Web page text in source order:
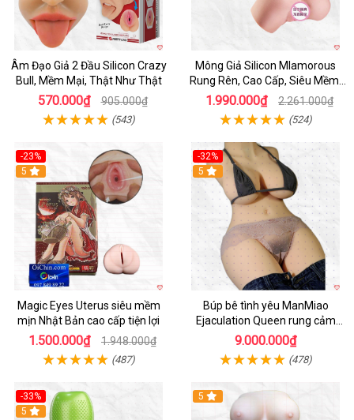
Âm Đạo Giả 2 Đầu Silicon Crazy
Bull, Mềm Mại, Thật Như Thật
570.000₫ 905.000₫
(543)
Mông Giả Silicon Mlamorous
Rung Rên, Cao Cấp, Siêu Mềm,
Hót
1.990.000₫ 2.261.000₫
(524)
-23%
Hot
5
Magic Eyes Uterus siêu mềm
mịn Nhật Bản cao cấp tiện lợi
1.500.000₫ 1.948.000₫
(487)
-32%
5
Búp bê tình yêu ManMiao
Ejaculation Queen rung cảm
biến sưởi ấm phun nước thông
9.000.000₫
(478)
-33%
Hot
5
5